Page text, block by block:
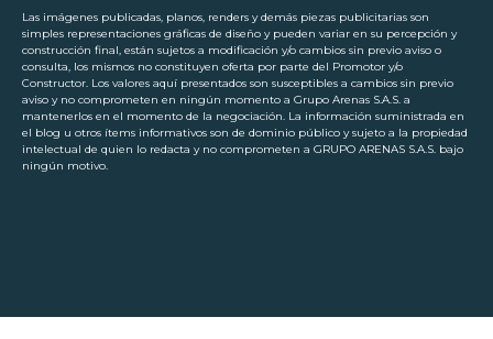
Las imágenes publicadas, planos, renders y demás piezas publicitarias son
simples representaciones gráficas de diseño y pueden variar en su percepción y
construcción final, están sujetos a modificación y/o cambios sin previo aviso o
consulta, los mismos no constituyen oferta por parte del Promotor y/o
Constructor. Los valores aquí presentados son susceptibles a cambios sin previo
aviso y no comprometen en ningún momento a Grupo Arenas S.A.S. a
mantenerlos en el momento de la negociación. La información suministrada en
el blog u otros ítems informativos son de dominio público y sujeto a la propiedad
intelectual de quien lo redacta y no comprometen a GRUPO ARENAS S.A.S. bajo
ningún motivo.